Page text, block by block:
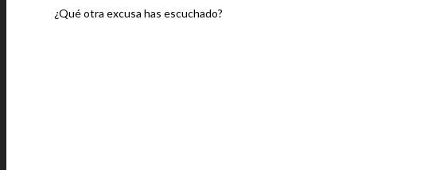
¿Qué otra excusa has escuchado?